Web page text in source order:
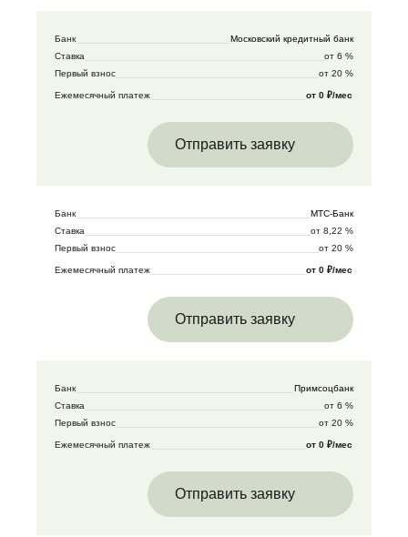
Банк
Московский кредитный банк
Ставка
от 6 %
Первый взнос
от 20 %
Ежемесячный платеж от 0 ₽/мес
Отправить заявку
Банк
МТС-Банк
Ставка
от 8,22 %
Первый взнос
от 20 %
Ежемесячный платеж от 0 ₽/мес
Отправить заявку
Банк
Примсоцбанк
Ставка
от 6 %
Первый взнос
от 20 %
Ежемесячный платеж от 0 ₽/мес
Отправить заявку